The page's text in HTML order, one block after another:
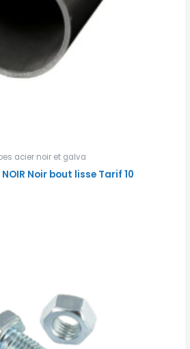
acier noir et galva
NOIR Noir bout lisse Tarif 10